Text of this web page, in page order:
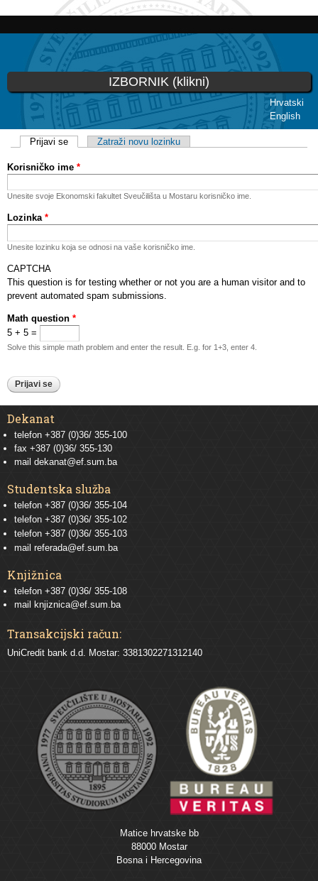
Skoči
glavni
sadržaj
Hrvatski
English
IZBORNIK (klikni)
Vi ste ovdje
Primarni tabovi
Prijavi se (aktivni tab)Zatraži novu lozinku
Korisničko ime *
Unesite svoje Ekonomski fakultet Sveučilišta u Mostaru korisničko ime.
Lozinka *
Unesite lozinku koja se odnosi na vaše korisničko ime.
CAPTCHA
This question is for testing whether or not you are a human visitor and to
prevent automated spam submissions.
Math question *
5 + 5 =
Solve this simple math problem and enter the result. E.g. for 1+3, enter 4.
Dekanat
telefon +387 (0)36/ 355-100
fax +387 (0)36/ 355-130
mail dekanat@ef.sum.ba
Studentska služba
telefon +387 (0)36/ 355-104
telefon +387 (0)36/ 355-102
telefon +387 (0)36/ 355-103
mail referada@ef.sum.ba
Knjižnica
telefon +387 (0)36/ 355-108
mail
knjiznica@ef.sum.ba
Transakcijski račun:
UniCredit bank d.d. Mostar: 3381302271312140
Matice hrvatske bb
88000 Mostar
Bosna i Hercegovina